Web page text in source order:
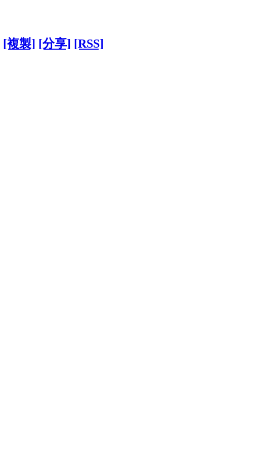
[複製] [分享] [RSS]